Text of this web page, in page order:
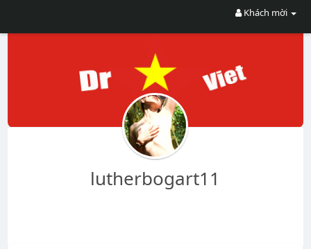
Khách mời
lutherbogart11